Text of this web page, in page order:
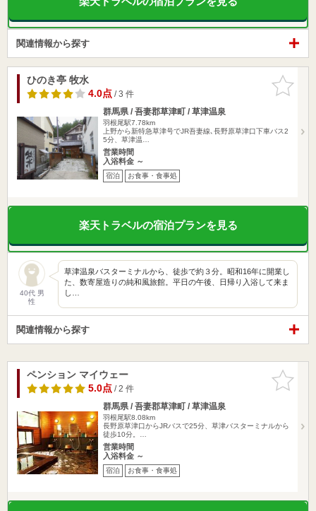
関連情報から探す
お気に入
りに追加
ひのき亭 牧水
4.0点/ 3 件
群馬県 / 吾妻郡草津町 / 草津温泉
羽根尾駅7.78km
上野から新特急草津号でJR吾妻線､長野原草津口下車バス2
5分、草津温…
営業時間
入浴料金 ～
宿泊 お食事・食事処
楽天トラベルの宿泊プランを見る
40代 男
性
草津温泉バスターミナルから、徒歩で約３分。昭和16年に開業し
た、数寄屋造りの純和風旅館。平日の午後、日帰り入浴して来ま
し…
関連情報から探す
お気に入
りに追加
ペンション マイウェー
5.0点/ 2 件
群馬県 / 吾妻郡草津町 / 草津温泉
羽根尾駅8.08km
長野原草津口からJRバスで25分、草津バスターミナルから
徒歩10分。…
営業時間
入浴料金 ～
宿泊 お食事・食事処